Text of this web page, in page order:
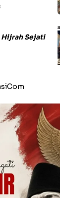
Hijrah Sejati